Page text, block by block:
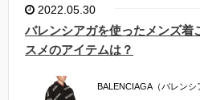
2022.05.30
バレンシアガを使ったメンズ着
スメのアイテムは？
BALENCIAGA（バレン